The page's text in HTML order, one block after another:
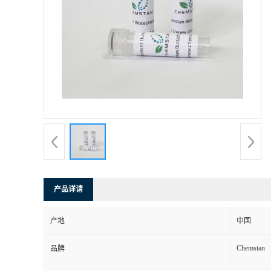
产品详请
产地 中国
品牌 Chemstan